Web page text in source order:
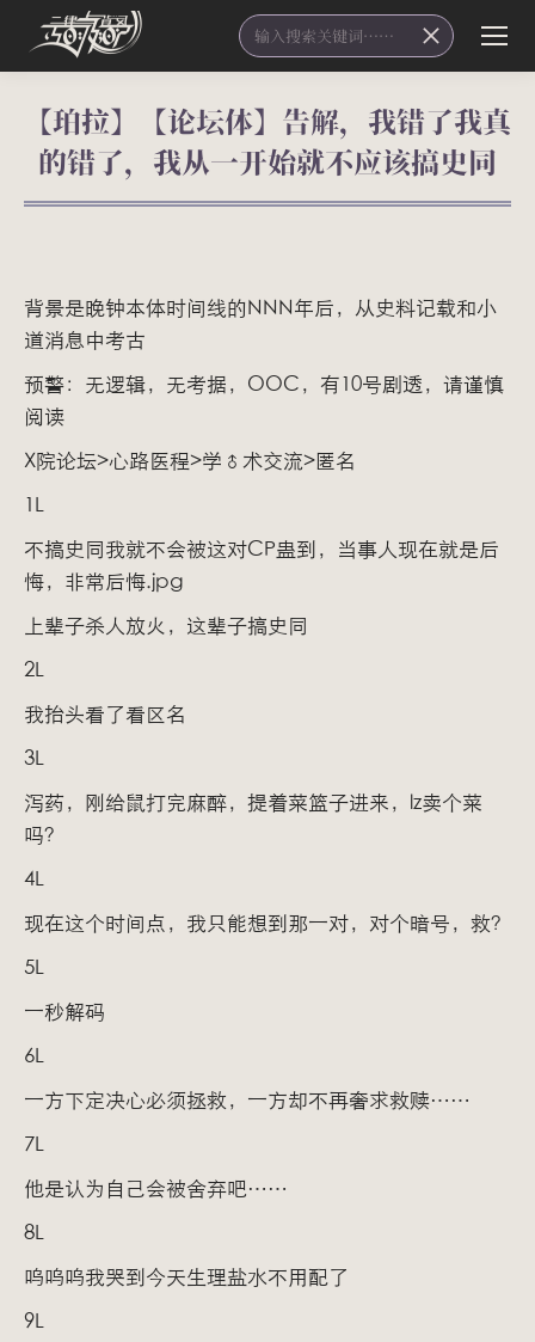
Search:
【珀拉】【论坛体】告解，我错了我真
的错了，我从一开始就不应该搞史同
您在这里：
背景是晚钟本体时间线的NNN年后，从史料记载和小
道消息中考古
预警：无逻辑，无考据，OOC，有10号剧透，请谨慎
阅读
X院论坛>心路医程>学♂术交流>匿名
1L
不搞史同我就不会被这对CP蛊到，当事人现在就是后
悔，非常后悔.jpg
上辈子杀人放火，这辈子搞史同
2L
我抬头看了看区名
3L
泻药，刚给鼠打完麻醉，提着菜篮子进来，lz卖个菜
吗？
4L
现在这个时间点，我只能想到那一对，对个暗号，救？
5L
一秒解码
6L
一方下定决心必须拯救，一方却不再奢求救赎……
7L
他是认为自己会被舍弃吧……
8L
呜呜呜我哭到今天生理盐水不用配了
9L